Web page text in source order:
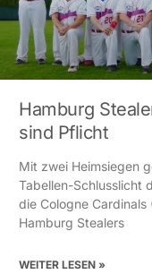
Hamburg
sind Pflicht
Mit zwei Heimsiegen
Tabellen-Schlusslicht
die Cologne
Hamburg Stealers
WEITER LESEN »